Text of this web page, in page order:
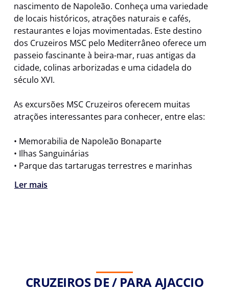
nascimento de Napoleão. Conheça uma variedade
de locais históricos, atrações naturais e cafés,
restaurantes e lojas movimentadas. Este destino
dos Cruzeiros MSC pelo Mediterrâneo oferece um
passeio fascinante à beira-mar, ruas antigas da
cidade, colinas arborizadas e uma cidadela do
século XVI.
As excursões MSC Cruzeiros oferecem muitas
atrações interessantes para conhecer, entre elas:
• Memorabilia de Napoleão Bonaparte
• Ilhas Sanguinárias
• Parque das tartarugas terrestres e marinhas
Ler mais
CRUZEIROS DE / PARA AJACCIO